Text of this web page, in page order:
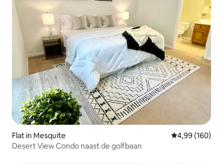
Flat in Mesquite Gemiddelde
4,99 (160)
Desert View Condo naast de golfbaan